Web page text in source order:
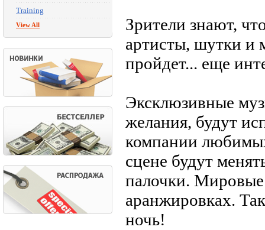
Training
View All
Зрители знают,
артисты, шутки и
пройдет... еще
Эксклюзивные
желания, будут
компании
сцене будут
палочки.
аранжировках.
ночь!